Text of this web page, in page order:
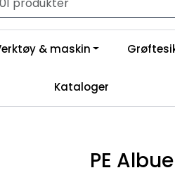
& maskin
Kataloger
PE